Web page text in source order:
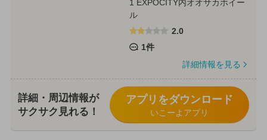
1 EXPOCITY内オオサカホイー
ル
2.0
1件
詳細情報を見る
詳細・周辺情報が
サクサク見れる！
アプリをダウンロード
いこーよアプリ